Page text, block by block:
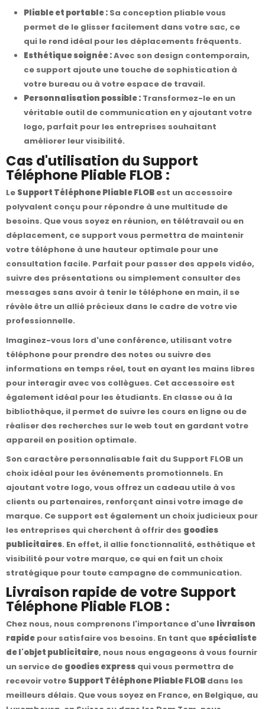
Pliable et portable : Sa conception pliable vous
permet de le glisser facilement dans votre sac, ce
qui le rend idéal pour les déplacements fréquents.
Esthétique soignée :Avec son design contemporain,
ce support ajoute une touche de sophistication à
votre bureau ou à votre espace de travail.
Personnalisation possible : Transformez-le en un
véritable outil de communication en y ajoutant votre
logo, parfait pour les entreprises souhaitant
améliorer leur visibilité.
Cas d'utilisation du Support
Téléphone Pliable FLOB :
Le Support Téléphone Pliable FLOB est un accessoire
polyvalent conçu pour répondre à une multitude de
besoins. Que vous soyez en réunion, en télétravail ou en
déplacement, ce support vous permettra de maintenir
votre téléphone à une hauteur optimale pour une
consultation facile. Parfait pour passer des appels vidéo,
suivre des présentations ou simplement consulter des
messages sans avoir à tenir le téléphone en main, il se
révèle être un allié précieux dans le cadre de votre vie
professionnelle.
Imaginez-vous lors d'une conférence, utilisant votre
téléphone pour prendre des notes ou suivre des
informations en temps réel, tout en ayant les mains libres
pour interagir avec vos collègues. Cet accessoire est
également idéal pour les étudiants. En classe ou à la
bibliothèque, il permet de suivre les cours en ligne ou de
réaliser des recherches sur le web tout en gardant votre
appareil en position optimale.
Son caractère personnalisable fait du Support FLOB un
choix idéal pour les événements promotionnels. En
ajoutant votre logo, vous offrez un cadeau utile à vos
clients ou partenaires, renforçant ainsi votre image de
marque. Ce support est également un choix judicieux pour
les entreprises qui cherchent à offrir des goodies
publicitaires. En effet, il allie fonctionnalité, esthétique et
visibilité pour votre marque, ce qui en fait un choix
stratégique pour toute campagne de communication.
Livraison rapide de votre Support
Téléphone Pliable FLOB :
Chez nous, nous comprenons l'importance d'une livraison
rapide pour satisfaire vos besoins. En tant quespécialiste
de l'objet publicitaire, nous nous engageons à vous fournir
un service de goodies express qui vous permettra de
recevoir votre Support Téléphone Pliable FLOB dans les
meilleurs délais. Que vous soyez en France, en Belgique, au